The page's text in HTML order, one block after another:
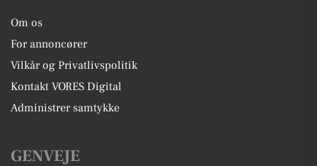
Om os
For annoncører
Vilkår og Privatlivspolitik
Kontakt VORES Digital
Administrer samtykke
GENVEJE